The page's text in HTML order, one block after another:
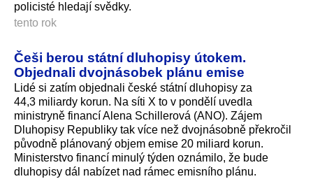
policisté hledají svědky.
tento rok
Češi berou státní dluhopisy útokem.
Objednali dvojnásobek plánu emise
Lidé si zatím objednali české státní dluhopisy za
44,3 miliardy korun. Na síti X to v pondělí uvedla
ministryně financí Alena Schillerová (ANO). Zájem
Dluhopisy Republiky tak více než dvojnásobně překročil
původně plánovaný objem emise 20 miliard korun.
Ministerstvo financí minulý týden oznámilo, že bude
dluhopisy dál nabízet nad rámec emisního plánu.